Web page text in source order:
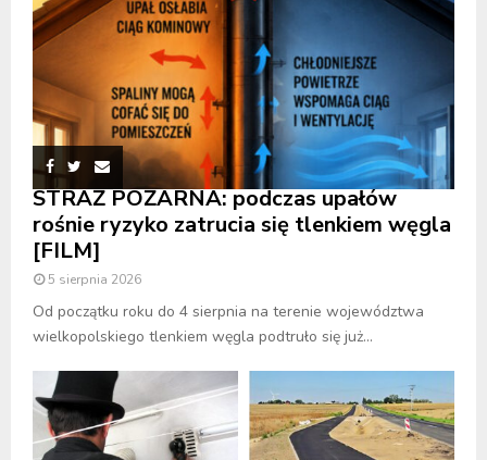
STRAŻ POŻARNA: podczas upałów
rośnie ryzyko zatrucia się tlenkiem węgla
[FILM]
5 sierpnia 2026
Od początku roku do 4 sierpnia na terenie województwa
wielkopolskiego tlenkiem węgla podtruło się już...